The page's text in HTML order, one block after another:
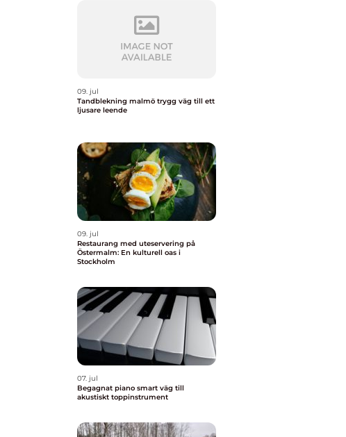
09. jul
Tandblekning malmö trygg väg till ett
ljusare leende
09. jul
Restaurang med uteservering på
Östermalm: En kulturell oas i
Stockholm
07. jul
Begagnat piano smart väg till
akustiskt toppinstrument